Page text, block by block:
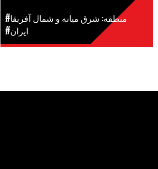
#منطقه: شرق میانه و شمال آفریقا
#ایران
Pages